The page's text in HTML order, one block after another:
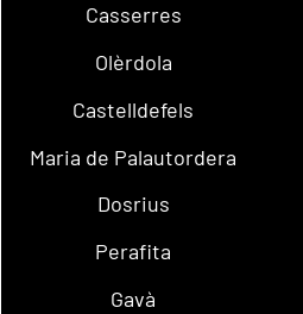
Casserres
Olèrdola
Castelldefels
Maria de Palautordera
Dosrius
Perafita
Gavà